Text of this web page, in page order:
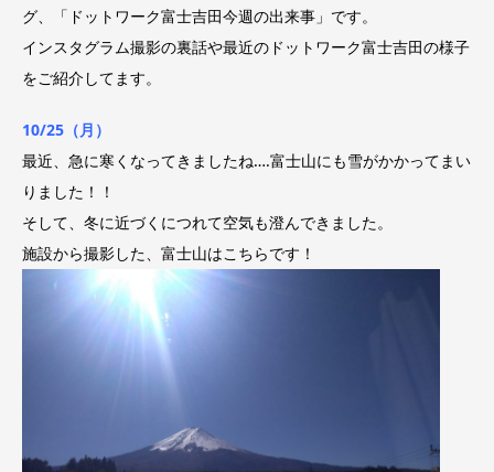
グ、「ドットワーク富士吉田今週の出来事」です。
インスタグラム撮影の裏話や最近のドットワーク富士吉田の様子
をご紹介してます。
10/25 （月）
最近、急に寒くなってきましたね….富士山にも雪がかかってまい
りました！！
そして、冬に近づくにつれて空気も澄んできました。
施設から撮影した、富士山はこちらです！